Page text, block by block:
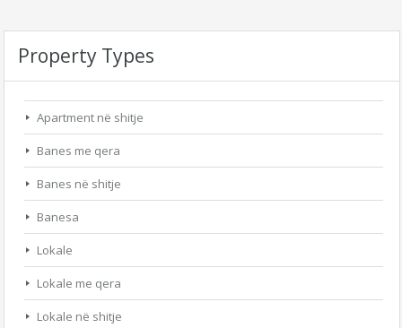
Property Types
Apartment në shitje
Banes me qera
Banes në shitje
Banesa
Lokale
Lokale me qera
Lokale në shitje